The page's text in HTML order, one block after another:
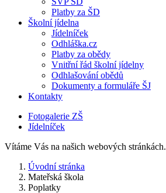
Platby za ŠD
Školní jídelna
Jídelníček
Odhláška.cz
Platby za obědy
Vnitřní řád školní jídelny
Odhlašování obědů
Dokumenty a formuláře ŠJ
Kontakty
Fotogalerie ZŠ
Jídelníček
Vítáme Vás na našich webových stránkách.
Úvodní stránka
Mateřská škola
Poplatky